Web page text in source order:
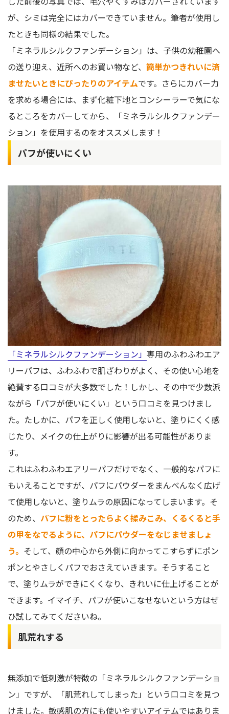
が、シミは完全にはカバーできていません。筆者が使用し
たときも同様の結果でした。
「ミネラルシルクファンデーション」は、子供の幼稚園へ
の送り迎え、近所へのお買い物など、 簡単かつきれいに済
ませたいときにぴったりのアイテムです。さらにカバー力
を求める場合には、まず化粧下地とコンシーラーで気にな
るところをカバーしてから、「ミネラルシルクファンデー
ション」を使用するのをオススメします！
パフが使いにくい
「ミネラルシルクファンデーション」 専用のふわふわエア
リーパフは、ふわふわで肌ざわりがよく、その使い心地を
絶賛する口コミが大多数でした！しかし、その中で少数派
ながら「パフが使いにくい」という口コミを見つけまし
た。たしかに、パフを正しく使用しないと、塗りにくく感
じたり、メイクの仕上がりに影響が出る可能性がありま
す。
これはふわふわエアリーパフだけでなく、一般的なパフに
もいえることですが、パフにパウダーをまんべんなく広げ
て使用しないと、塗りムラの原因になってしまいます。そ
のため、 パフに粉をとったらよく揉みこみ、くるくると手
の甲をなでるように、パフにパウダーをなじませましょ
う。 そして、顔の中心から外側に向かってこすらずにポン
ポンとやさしくパフでおさえていきます。そうすること
で、塗りムラができにくくなり、きれいに仕上げることが
できます。イマイチ、パフが使いこなせないという方はぜ
ひ試してみてくださいね。
肌荒れする
無添加で低刺激が特徴の「ミネラルシルクファンデーショ
ン」ですが、「肌荒れしてしまった」という口コミを見つ
けました。敏感肌の方にも使いやすいアイテムではありま